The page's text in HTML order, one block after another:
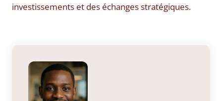
investissements et des échanges stratégiques.